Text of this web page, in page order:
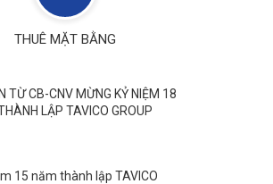
THUÊ MẶT BẰNG
TỪ CB-CNV MỪNG KỶ NIỆM 18
LẬP TAVICO GROUP
15 năm thành lập TAVICO